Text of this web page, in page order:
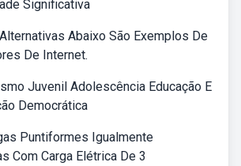
Significativa
Abaixo São Exemplos De
De Internet.
Juvenil Adolescência Educação E
Democrática
Puntiformes Igualmente
Com Carga Elétrica De 3